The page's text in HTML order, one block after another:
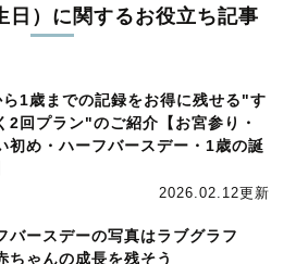
日）に関するお役立ち記事
1歳までの記録をお得に残せる"す
2回プラン"のご紹介【お宮参り・
初め・ハーフバースデー・1歳の誕
2026.02.12更新
バースデーの写真はラブグラフ
ちゃんの成長を残そう